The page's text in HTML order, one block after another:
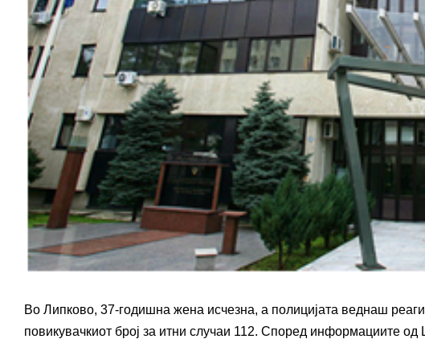
Во Липково, 37-годишна жена исчезна, а полицијата веднаш
повикувачкиот број за итни случаи 112. Според информациите